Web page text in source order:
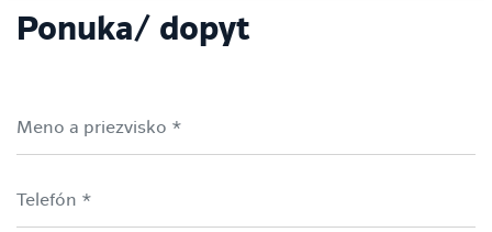
Ponuka/ dopyt